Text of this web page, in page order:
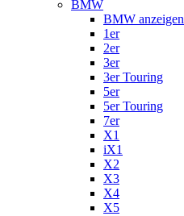
BMW
BMW anzeigen
1er
2er
3er
3er Touring
5er
5er Touring
7er
X1
iX1
X2
X3
X4
X5